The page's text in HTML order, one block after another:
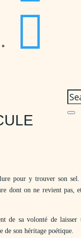

pour y trouver son
dont on ne revient pas,
de sa volonté de
son héritage poétique.